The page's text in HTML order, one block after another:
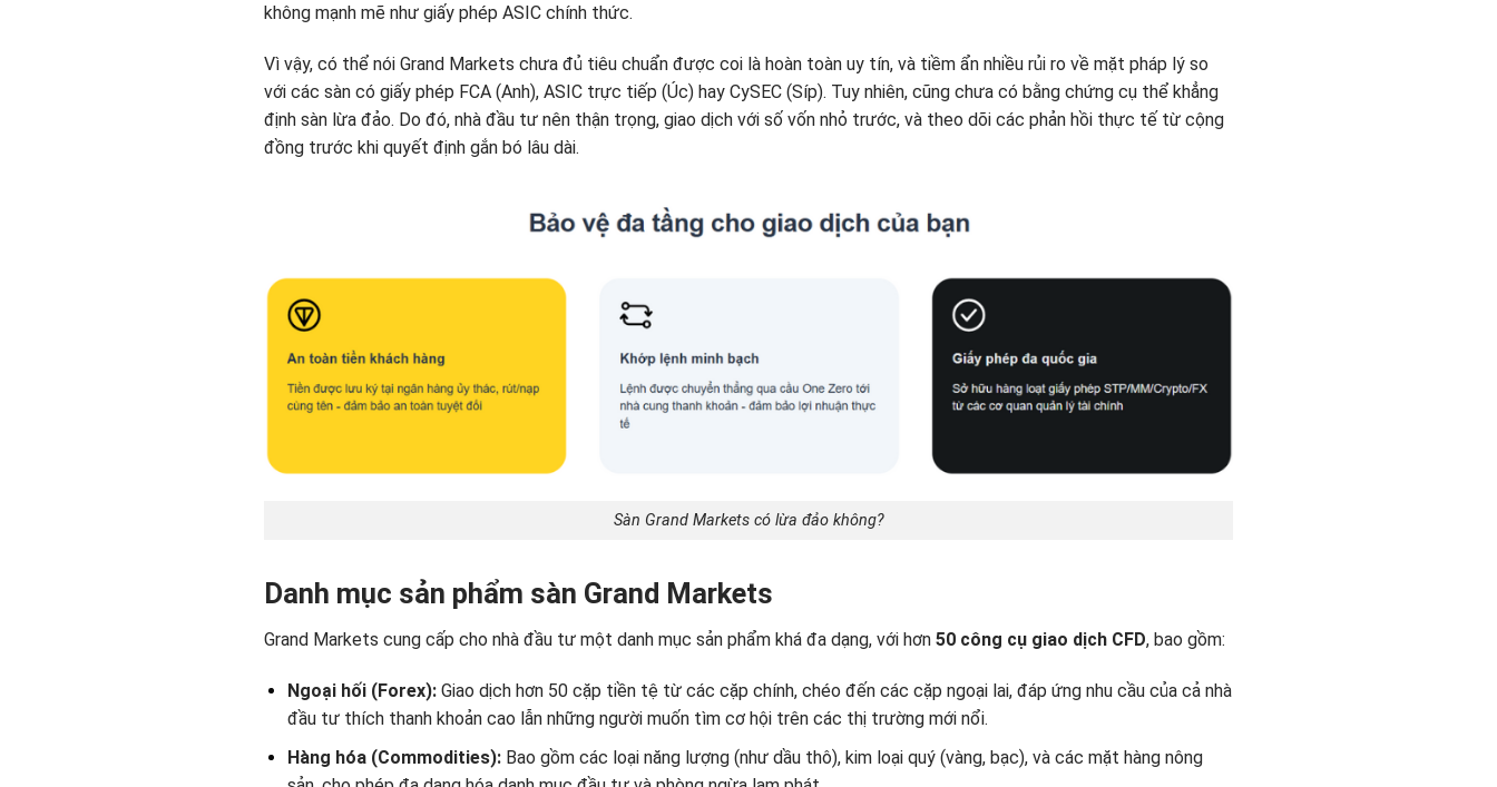
không mạnh mẽ như giấy phép ASIC chính thức.
Vì vậy, có thể nói Grand Markets chưa đủ tiêu chuẩn được coi là hoàn toàn uy tín, và tiềm ẩn nhiều rủi ro về mặt pháp lý so
với các sàn có giấy phép FCA (Anh), ASIC trực tiếp (Úc) hay CySEC (Síp). Tuy nhiên, cũng chưa có bằng chứng cụ thể khẳng
định sàn lừa đảo. Do đó, nhà đầu tư nên thận trọng, giao dịch với số vốn nhỏ trước, và theo dõi các phản hồi thực tế từ cộng
đồng trước khi quyết định gắn bó lâu dài.
Sàn Grand Markets có lừa đảo không?
Danh mục sản phẩm sàn Grand Markets
Grand Markets cung cấp cho nhà đầu tư một danh mục sản phẩm khá đa dạng, với hơn 50 công cụ giao dịch CFD, bao gồm:
Ngoại hối (Forex): Giao dịch hơn 50 cặp tiền tệ từ các cặp chính, chéo đến các cặp ngoại lai, đáp ứng nhu cầu của cả nhà
đầu tư thích thanh khoản cao lẫn những người muốn tìm cơ hội trên các thị trường mới nổi.
Hàng hóa (Commodities): Bao gồm các loại năng lượng (như dầu thô), kim loại quý (vàng, bạc), và các mặt hàng nông